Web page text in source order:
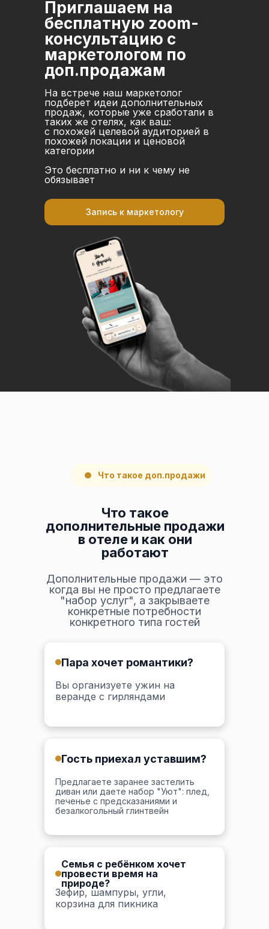
Приглашаем на
бесплатную zoom-
консультацию с
маркетологом по
доп.продажам
На встрече наш маркетолог
подберет идеи дополнительных
продаж, которые уже сработали в
таких же отелях, как ваш:
с похожей целевой аудиторией в
похожей локации и ценовой
категории
Это бесплатно и ни к чему не
обязывает
Запись к маркетологу
Что такое доп.продажи
Что такое
дополнительные продажи
в отеле и как они
работают
Дополнительные продажи — это
когда вы не просто предлагаете
"набор услуг", а закрываете
конкретные потребности
конкретного типа гостей
Семья с ребёнком хочет
провести время на
природе?
Зефир, шампуры, угли,
корзина для пикника
Гость приехал уставшим?
Предлагаете заранее застелить
диван или даете набор "Уют": плед,
печенье с предсказаниями и
безалкогольный глинтвейн
Пара хочет романтики?
Вы организуете ужин на
веранде с гирляндами